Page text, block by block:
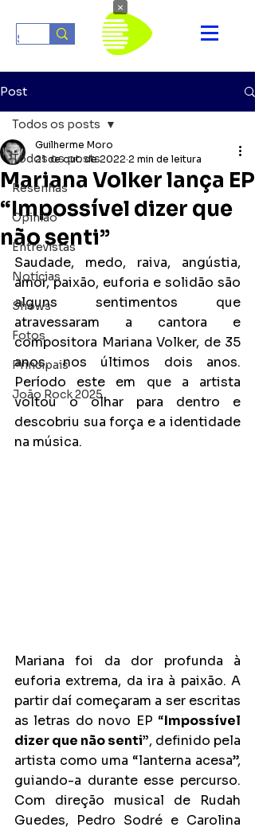
Post
Todos os posts
Resenhas
Opinião
Entrevistas
Notícias
Shows
Fotos
Principais
João Rock 2025
Todos os posts
Mariana Volker lança EP
“Impossível dizer que
não senti”
Guilherme Moro
21 de out. de 2022 2 min de leitura
Saudade, medo, raiva, angústia,
amor, paixão, euforia e solidão são
alguns sentimentos que
atravessaram a cantora e
compositora Mariana Volker, de 35
anos, nos últimos dois anos.
Período este em que a artista
voltou o olhar para dentro e
descobriu sua força e a identidade
na música.
Mariana foi da dor profunda à
euforia extrema, da ira à paixão. A
partir daí começaram a ser escritas
as letras do novo EP “Impossível
dizer que não senti”, definido pela
artista como uma “lanterna acesa”,
guiando-a durante esse percurso.
Com direção musical de Rudah
Guedes, Pedro Sodré e Carolina
×